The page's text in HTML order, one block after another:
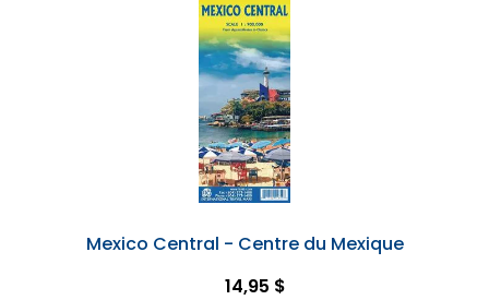
Mexico Central - Centre du Mexique
14,95 $